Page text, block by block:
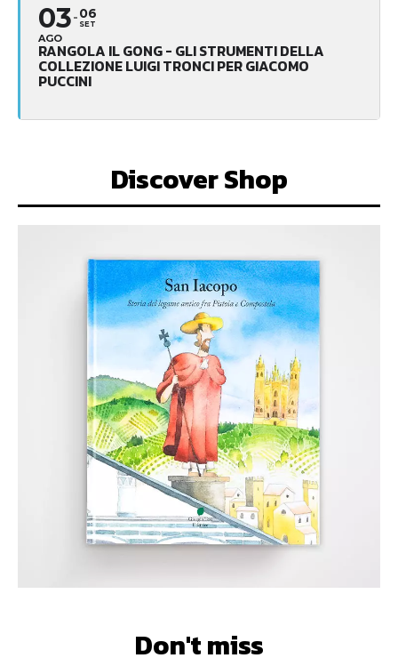
03
AGO
06
SET
RANGOLA IL GONG - GLI STRUMENTI DELLA
COLLEZIONE LUIGI TRONCI PER GIACOMO
PUCCINI
Discover Shop
Don't miss